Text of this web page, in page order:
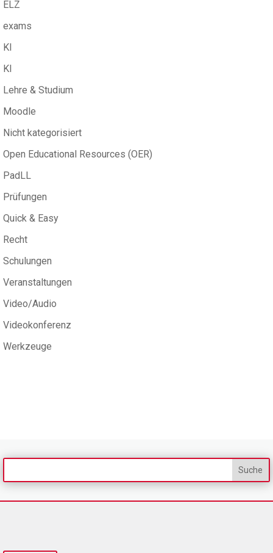
ELZ
exams
KI
KI
Lehre & Studium
Moodle
Nicht kategorisiert
Open Educational Resources (OER)
PadLL
Prüfungen
Quick & Easy
Recht
Schulungen
Veranstaltungen
Video/Audio
Videokonferenz
Werkzeuge